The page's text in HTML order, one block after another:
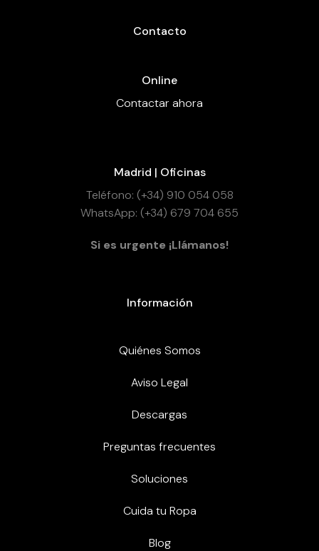
Contacto
Online
Contactar ahora
Madrid | Oficinas
Teléfono: (+34) 910 054 058
WhatsApp: (+34) 679 704 655
Si es urgente ¡Llámanos!
Información
Quiénes Somos
Aviso Legal
Descargas
Preguntas frecuentes
Soluciones
Cuida tu Ropa
Blog